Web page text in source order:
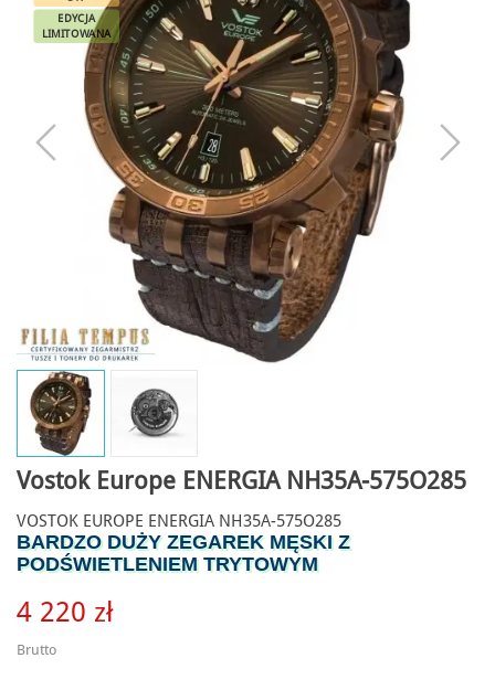
EDYCJA
LIMITOWANA
Vostok Europe ENERGIA NH35A-575O285
VOSTOK EUROPE ENERGIA NH35A-575O285
BARDZO DUŻY ZEGAREK MĘSKI Z
PODŚWIETLENIEM TRYTOWYM
4 220 zł
Brutto